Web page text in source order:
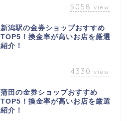
5058 view
新潟駅の金券ショップおすすめ
TOP5！換金率が高いお店を厳選
紹介！
4330 view
蒲田の金券ショップおすすめ
TOP5！換金率が高いお店を厳選
紹介！